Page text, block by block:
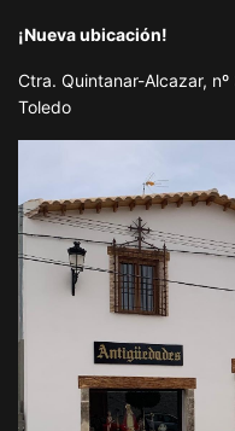
¡Nueva ubicación!
Ctra. Quintanar-Alcazar,
Toledo